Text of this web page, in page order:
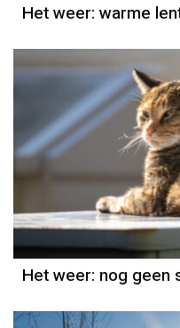
Het weer: warme
Het weer
Grieta
Het weer: nog geen